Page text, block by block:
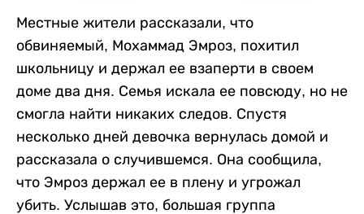
Местные жители рассказали, что
обвиняемый, Мохаммад Эмроз, похитил
школьницу и держал ее взаперти в своем
доме два дня. Семья искала ее повсюду, но не
смогла найти никаких следов. Спустя
несколько дней девочка вернулась домой и
рассказала о случившемся. Она сообщила,
что Эмроз держал ее в плену и угрожал
убить. Услышав это, большая группа